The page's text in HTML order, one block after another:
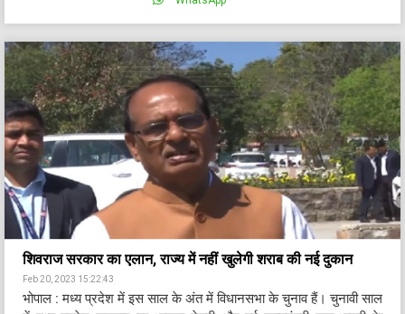
शिवराज सरकार का एलान, राज्य में नहीं खुलेगी शराब की नई दुकान
Feb 20, 2023 15:22:43
भोपाल : मध्य प्रदेश में इस साल के अंत में विधानसभा के चुनाव हैं। चुनावी साल